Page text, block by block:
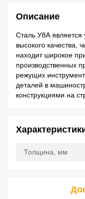
Описание
Сталь У8А
высокого качества,
находит широкое
производственных
режущих
деталей в
конструкциями на
Толщина, мм